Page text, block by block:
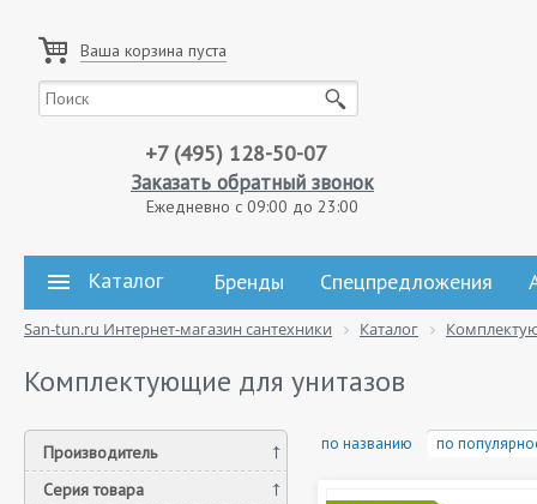
Ваша корзина пуста
+7 (495) 128-50-07
Заказать обратный звонок
Ежедневно с 09:00 до 23:00
Каталог Бренды Спецпредложения
San-tun.ru Интернет-магазин сантехники Каталог
Комплектующие для унитазов
Производитель
Серия товара
по названию по